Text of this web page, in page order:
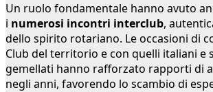
Un ruolo fondamentale hanno avuto
i numerosi incontri interclub,
dello spirito rotariano. Le occasioni di
Club del territorio e con quelli italiani e
gemellati hanno rafforzato rapporti di
negli anni, favorendo lo scambio di